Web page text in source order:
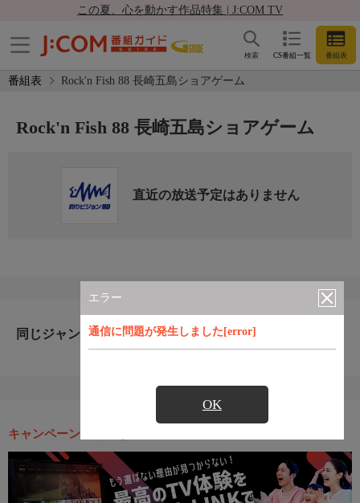
この夏、心を動かす作品特集 | J:COM TV
CS番組一覧 番組表
検索
番組表 Rock'n Fish 88 長崎五島ショアゲーム
エラー
通信に問題が発生しました[error]
OK
Rock'n Fish 88 長崎五島ショアゲーム
直近の放送予定はありません
同じジャンルのおすすめ番組
キャンペーン・お得な情報